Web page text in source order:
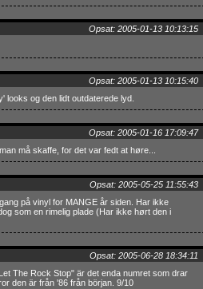
Opsat: 2005-01-13 10:13:15
Opsat: 2005-01-13 10:15:40
og den lidt outdaterede lyd.
Opsat: 2005-01-16 17:09:47
må skaffe, for det var fedt at høre...
Opsat: 2005-05-25 11:55:43
på vinyl for MANGE år siden. Har ikke
som en rimelig plade (Har ikke hørt den i
Opsat: 2005-06-28 18:34:11
The Rock Stop" är det enda numret som drar
den är från '86 från början. 9/10